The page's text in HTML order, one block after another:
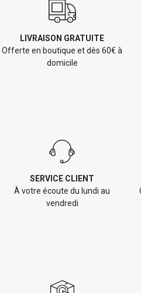
LIVRAISON GRATUITE
Offerte en boutique et dès 60€ à
domicile
SERVICE CLIENT
À votre écoute du lundi au
vendredi